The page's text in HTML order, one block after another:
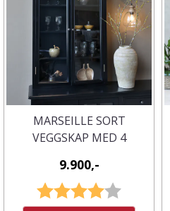
MARSEILLE SORT
VEGGSKAP MED 4
ANTIQUE
9.900,-
Karakter: